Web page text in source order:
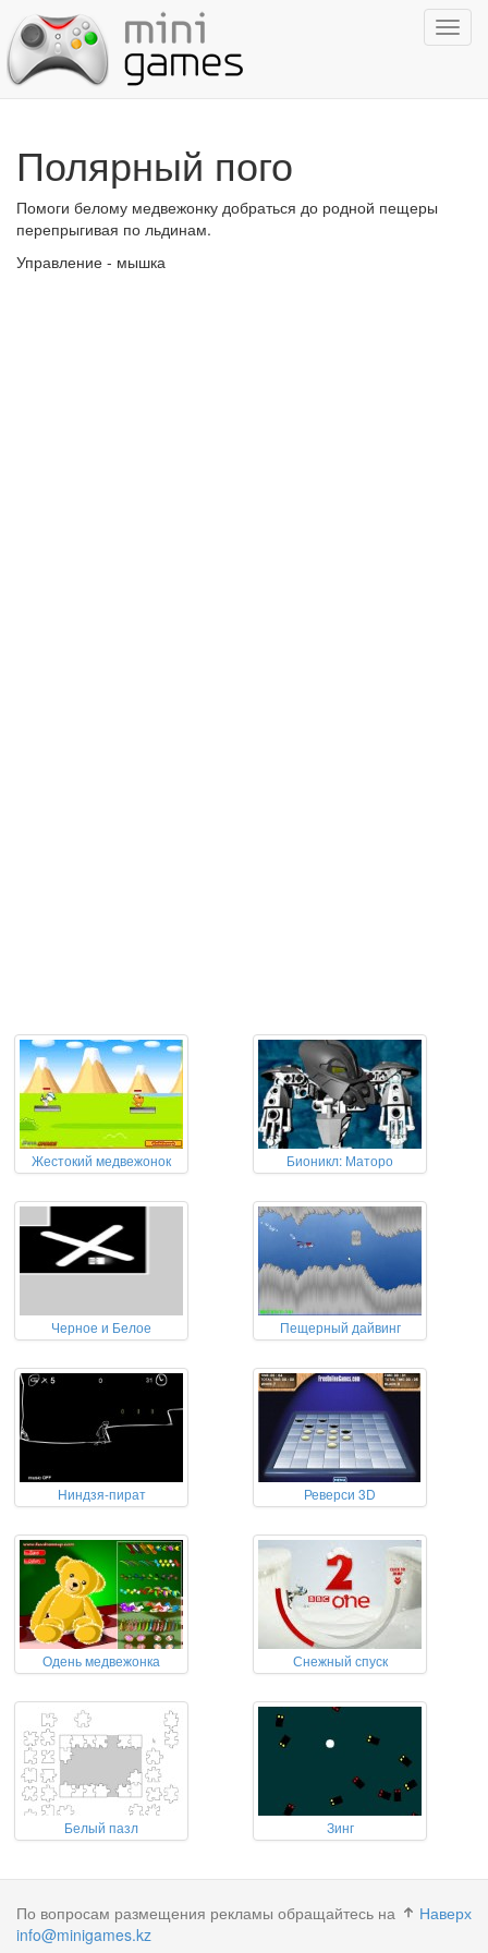
Полярный пого
Помоги белому медвежонку добраться до родной пещеры
перепрыгивая по льдинам.
Управление - мышка
Жестокий медвежонок Бионикл: Маторо
Черное и Белое Пещерный дайвинг
Ниндзя-пират Реверси 3D
Одень медвежонка Снежный спуск
Белый пазл Зинг
Наверх
По вопросам размещения рекламы обращайтесь на
info@minigames.kz